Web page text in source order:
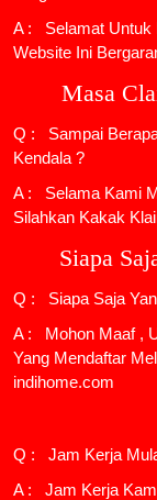
A : Selamat Untuk
Website Ini
Masa
Q : Sampai
Kendala ?
A : Selama Kami
Silahkan Kakak
Siapa
Q : Siapa Saja
A : Mohon Maaf ,
Yang Mendaftar
indihome.com
Q : Jam Kerja
A : Jam Kerja